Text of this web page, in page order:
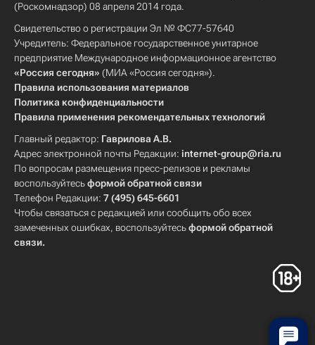
(Роскомнадзор) 08 апреля 2014 года.
Свидетельство о регистрации Эл № ФС77-57640
Учредитель: Федеральное государственное унитарное
предприятие Международное информационное агентство
«Россия сегодня» (МИА «Россия сегодня»).
Правила использования материалов
Политика конфиденциальности
Правила применения рекомендательных технологий
Главный редактор: Гаврилова А.В.
Адрес электронной почты Редакции: internet-group@ria.ru
По вопросам размещения пресс-релизов и рекламы
воспользуйтесьформой обратной связи
Телефон Редакции: 7 (495) 645-6601
Чтобы связаться с редакцией или сообщить обо всех
замеченных ошибках, воспользуйтесьформой обратной
связи.